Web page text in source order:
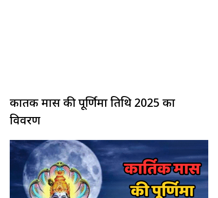
कार्तिक मास की पूर्णिमा तिथि 2025 का
विवरण